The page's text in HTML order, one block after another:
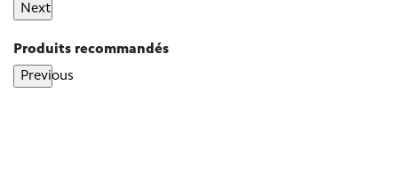
Next
Produits recommandés
Previous